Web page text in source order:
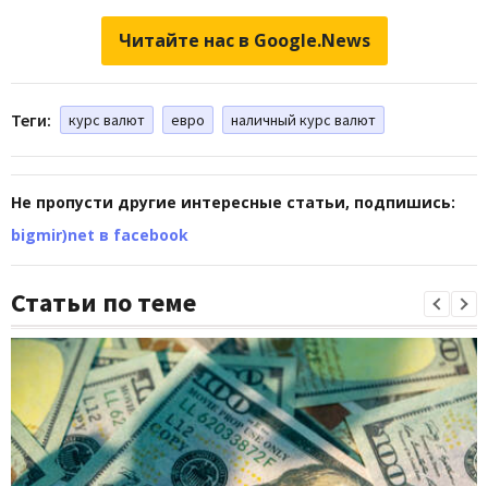
Читайте нас в Google.News
Теги: курс валют евро наличный курс валют
Не пропусти другие интересные статьи, подпишись:
bigmir)net в facebook
Статьи по теме